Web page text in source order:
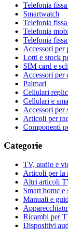
Telefonia
Smartwatch
Telefonia
Telefonia
Telefonia fissa
Accessori per
Lotti e stock
SIM card e
Accessori per
Palmari
Cellulari
Cellulari e
Accessori per
Articoli per
Componenti
Categorie
TV, audio e
Articoli per la
Altri articoli
Smart home e
Manuali e
Ricambi per
Dispositivi